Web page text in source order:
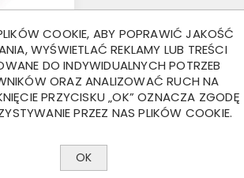
COOKIE, ABY POPRAWIĆ JAKOŚĆ
WYŚWIETLAĆ REKLAMY LUB TREŚCI
DO INDYWIDUALNYCH POTRZEB
ORAZ ANALIZOWAĆ RUCH NA
PRZYCISKU „OK” OZNACZA ZGODĘ
PRZEZ NAS PLIKÓW COOKIE.
OK